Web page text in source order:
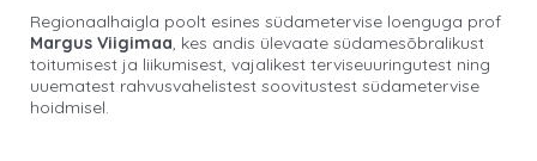
Regionaalhaigla poolt esines südametervise loenguga prof
Margus Viigimaa, kes andis ülevaate südamesõbralikust
toitumisest ja liikumisest, vajalikest terviseuuringutest ning
uuematest rahvusvahelistest soovitustest südametervise
hoidmisel.